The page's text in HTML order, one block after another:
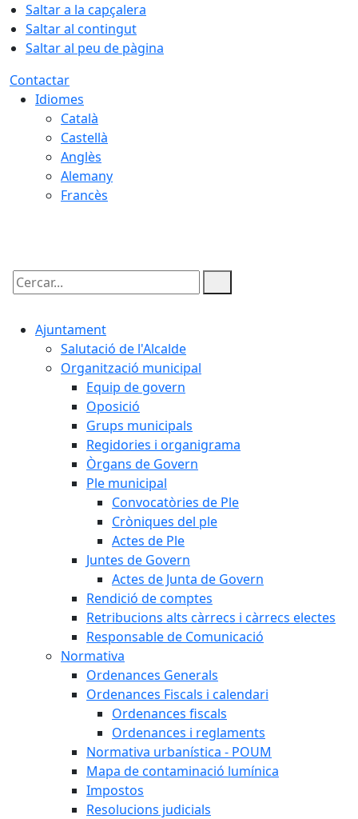
Saltar a la capçalera
Saltar al contingut
Saltar al peu de pàgina
Contactar
Idiomes
Català
Castellà
Anglès
Alemany
Francès
Cercar:
Ajuntament
Salutació de l'Alcalde
Organització municipal
Equip de govern
Oposició
Grups municipals
Regidories i organigrama
Òrgans de Govern
Ple municipal
Convocatòries de Ple
Cròniques del ple
Actes de Ple
Juntes de Govern
Actes de Junta de Govern
Rendició de comptes
Retribucions alts càrrecs i càrrecs electes
Responsable de Comunicació
Normativa
Ordenances Generals
Ordenances Fiscals i calendari
Ordenances fiscals
Ordenances i reglaments
Normativa urbanística - POUM
Mapa de contaminació lumínica
Impostos
Resolucions judicials